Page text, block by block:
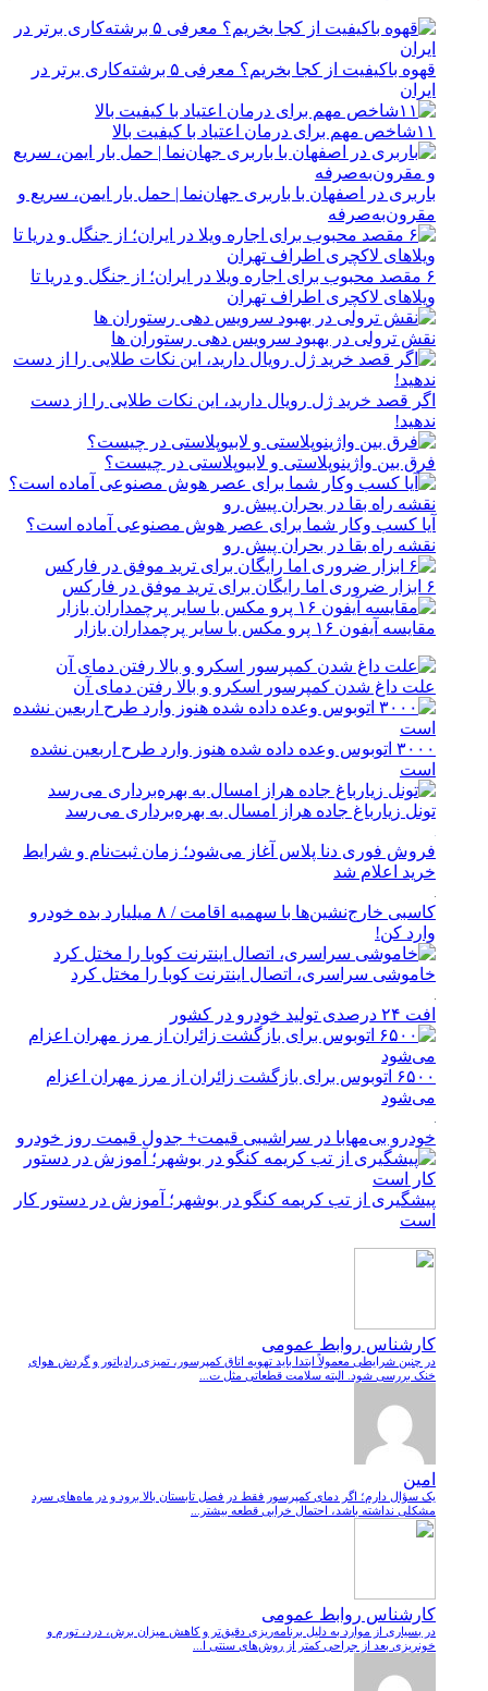
قهوه باکیفیت از کجا بخریم؟ معرفی ۵ برشته‌کاری برتر در
ایران
۱۱شاخص مهم برای درمان اعتیاد با کیفیت بالا
باربری در اصفهان با باربری جهان‌نما | حمل بار ایمن، سریع و
مقرون‌به‌صرفه
۶ مقصد محبوب برای اجاره ویلا در ایران؛ از جنگل و دریا تا
ویلاهای لاکچری اطراف تهران
نقش ترولی در بهبود سرویس دهی رستوران ها
اگر قصد خرید ژل رویال دارید، این نکات طلایی را از دست
ندهید!
فرق بین واژینوپلاستی و لابیوپلاستی در چیست؟
آیا کسب وکار شما برای عصر هوش مصنوعی آماده است؟
نقشه راه بقا در بحران پیش رو
۶ ابزار ضروری اما رایگان برای ترید موفق در فارکس
مقایسه آیفون ۱۶ پرو مکس با سایر پرچمداران بازار
علت داغ شدن کمپرسور اسکرو و بالا رفتن دمای آن
۳۰۰۰ اتوبوس وعده داده شده هنوز وارد طرح اربعین نشده
است
تونل زیارباغ جاده هراز امسال به بهره‌برداری می‌رسد
فروش فوری دنا پلاس آغاز می‌شود؛ زمان ثبت‌نام و شرایط
خرید اعلام شد
کاسبی خارج‌نشین‌ها با سهمیه اقامت / ۸ میلیارد بده خودرو
وارد کن!
خاموشی سراسری، اتصال اینترنت کوبا را مختل کرد
افت ۲۴ درصدی تولید خودرو در کشور
۶۵۰۰ اتوبوس برای بازگشت زائران از مرز مهران اعزام
می‌شود
خودرو بی‌مهابا در سراشیبی قیمت+ جدول قیمت روز خودرو
پیشگیری از تب کریمه کنگو در بوشهر؛ آموزش در دستور کار
است
کارشناس روابط عمومی
در چنین شرایطی معمولاً ابتدا باید تهویه اتاق کمپرسور، تمیزی رادیاتور و گردش هوای
خنک بررسی شود. البته سلامت قطعاتی مثل ت...
امین
یک سؤال دارم؛ اگر دمای کمپرسور فقط در فصل تابستان بالا برود و در ماه‌های سرد
مشکلی نداشته باشد، احتمال خرابی قطعه بیشتر...
کارشناس روابط عمومی
در بسیاری از موارد به دلیل برنامه‌ریزی دقیق‌تر و کاهش میزان برش، درد، تورم و
خونریزی بعد از جراحی کمتر از روش‌های سنتی ا...